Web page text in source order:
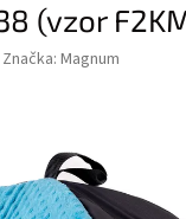
(vzor
Značka: Magnum